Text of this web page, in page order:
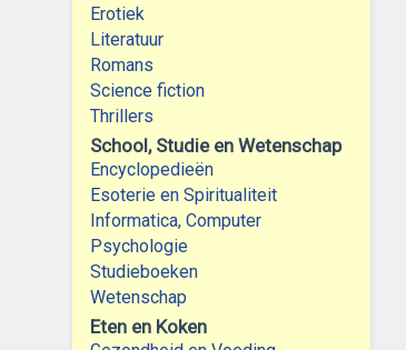
Erotiek
Literatuur
Romans
Science fiction
Thrillers
School, Studie en Wetenschap
Encyclopedieën
Esoterie en Spiritualiteit
Informatica, Computer
Psychologie
Studieboeken
Wetenschap
Eten en Koken